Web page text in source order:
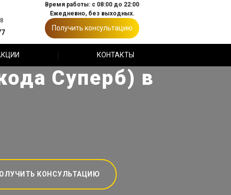
Время работы: с 08:00 до 22:00
Ежедневно, без выходных.
Получить консультацию
КОНТАКТЫ
Суперб) в
КОНСУЛЬТАЦИЮ